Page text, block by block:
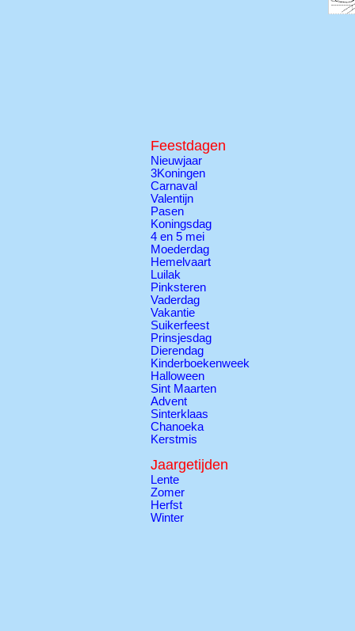
Feestdagen
Nieuwjaar
3Koningen
Carnaval
Valentijn
Pasen
Koningsdag
4 en 5 mei
Moederdag
Hemelvaart
Luilak
Pinksteren
Vaderdag
Vakantie
Suikerfeest
Prinsjesdag
Dierendag
Kinderboekenweek
Halloween
Sint Maarten
Advent
Sinterklaas
Chanoeka
Kerstmis
Jaargetijden
Lente
Zomer
Herfst
Winter